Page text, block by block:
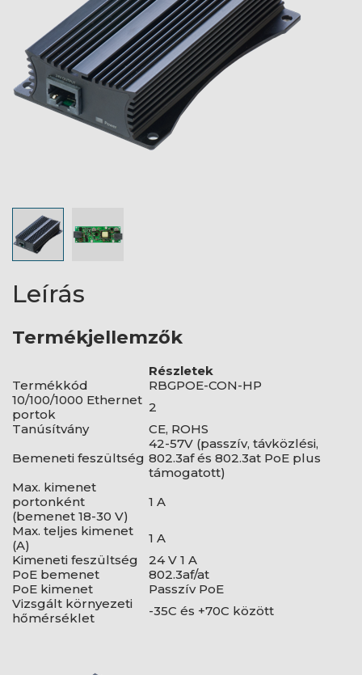
Leírás
Termékjellemzők
Részletek
Termékkód
RBGPOE-CON-HP
10/100/1000 Ethernet
portok
2
Tanúsítvány
CE, ROHS
Bemeneti feszültség
42-57V (passzív, távközlési,
802.3af és 802.3at PoE plus
támogatott)
Max. kimenet
portonként
(bemenet 18-30 V)
1 A
Max. teljes kimenet
(A)
1 A
Kimeneti feszültség
24 V 1 A
PoE bemenet
802.3af/at
PoE kimenet
Passzív PoE
Vizsgált környezeti
hőmérséklet
-35C és +70C között